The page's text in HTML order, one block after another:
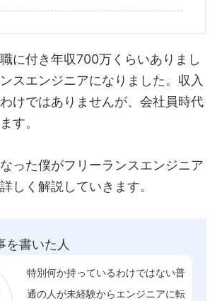
に付き年収700万くらいありまし
スエンジニアになりました。収入
けではありませんが、会社員時代
す。
った僕がフリーランスエンジニア
しく解説していきます。
を書いた人
特別何か持っているわけではない普
通の人が未経験からエンジニアに転